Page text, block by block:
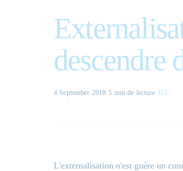
descendre
4 September 2018 5 min de lecture IDU
L'externalisation n'est guère un